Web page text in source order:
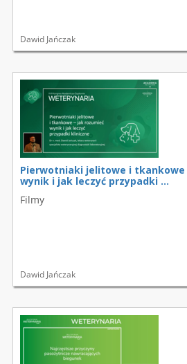
Dawid Jańczak
Pierwotniaki jelitowe i tkankowe
wynik i jak leczyć przypadki ...
Filmy
Dawid Jańczak